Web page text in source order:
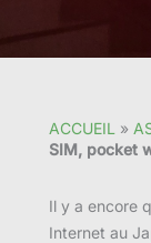
ACCUEIL »
SIM, pocket
Il y a encore
Internet au